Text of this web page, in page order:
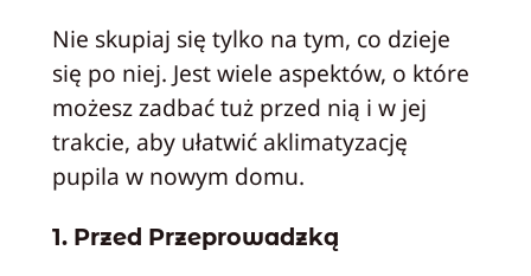
Nie skupiaj się tylko na tym, co dzieje
się po niej. Jest wiele aspektów, o które
możesz zadbać tuż przed nią i w jej
trakcie, aby ułatwić aklimatyzację
pupila w nowym domu.
1. Przed Przeprowadzką